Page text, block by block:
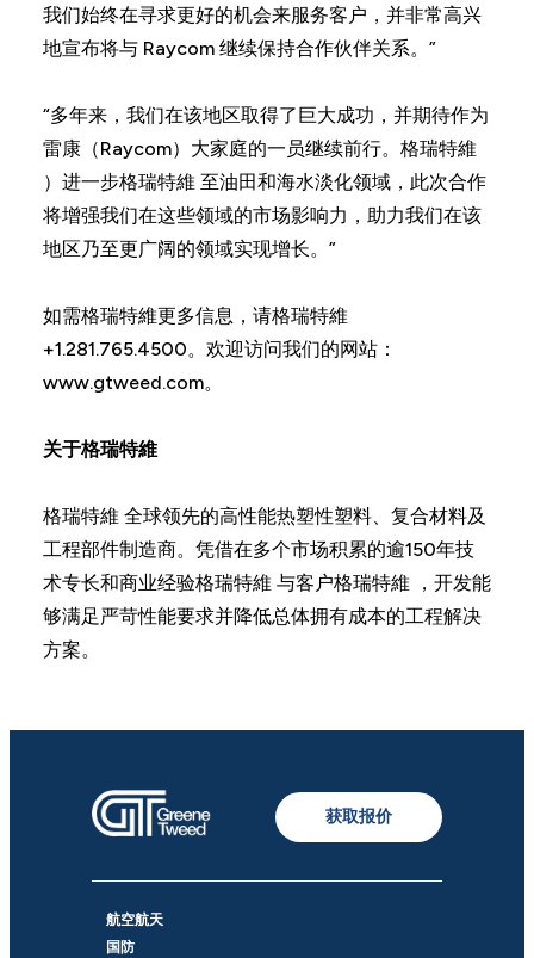
我们始终在寻求更好的机会来服务客户，并非常高兴
地宣布将与 Raycom 继续保持合作伙伴关系。”
“多年来，我们在该地区取得了巨大成功，并期待作为
雷康（Raycom）大家庭的一员继续前行。格瑞特維
）进一步格瑞特維 至油田和海水淡化领域，此次合作
将增强我们在这些领域的市场影响力，助力我们在该
地区乃至更广阔的领域实现增长。”
如需格瑞特維更多信息，请格瑞特維
+1.281.765.4500。欢迎访问我们的网站：
www.gtweed.com。
关于格瑞特維
格瑞特維 全球领先的高性能热塑性塑料、复合材料及
工程部件制造商。凭借在多个市场积累的逾150年技
术专长和商业经验格瑞特維 与客户格瑞特維 ，开发能
够满足严苛性能要求并降低总体拥有成本的工程解决
方案。
获取报价
航空航天
国防